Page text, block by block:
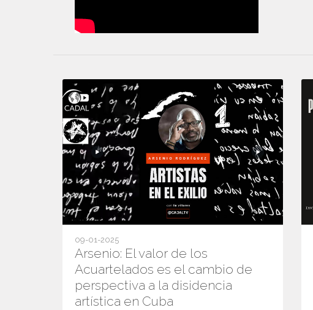
09-01-2025
Arsenio: El valor de los
Acuartelados es el cambio de
perspectiva a la disidencia
artística en Cuba